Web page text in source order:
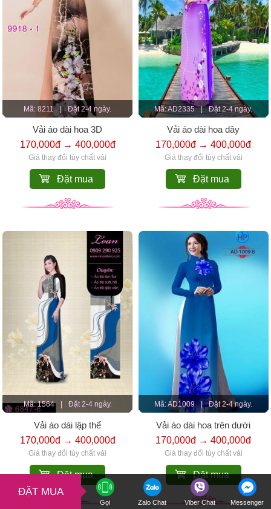
ĐẶT MUA
Gọi Zalo Chat Viber Chat Messenger
Mã: 8211 | Đặt 2-4 ngày.
Vải áo dài hoa 3D
170,000đ → 400,000đ
Giá thay đổi tùy chất vải
Đặt mua
Mã: AD2335 | Đặt 2-4 ngày.
Vải áo dài hoa dây
170,000đ → 400,000đ
Giá thay đổi tùy chất vải
Đặt mua
Mã: 1564 Đặt 2-4 ngày.
Vải áo dài lập thể
170,000đ → 400,000đ
Giá thay đổi tùy chất vải
Đặt mua
Mã: AD1009 | Đặt 2-4 ngày.
Vải áo dài hoa trên dưới
170,000đ → 400,000đ
Giá thay đổi tùy chất vải
Đặt mua